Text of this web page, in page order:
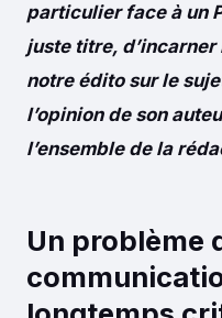
particulier face à un
juste titre,
notre édito sur le
l’opinion de son
l’ensemble de la
Un problème